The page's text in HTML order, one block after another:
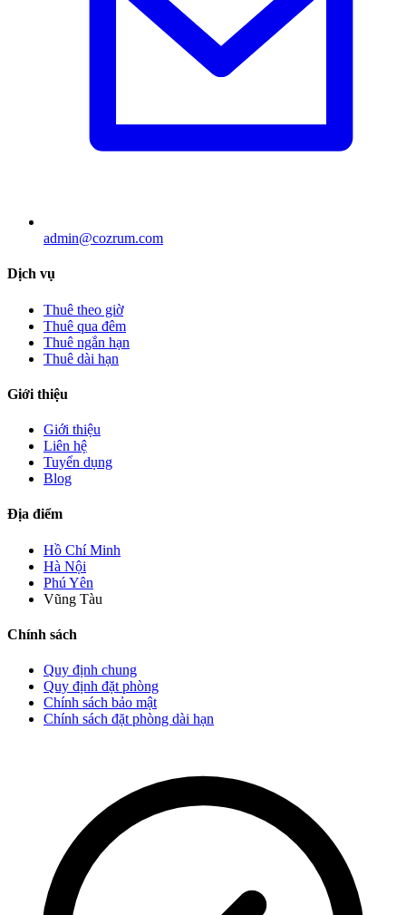
admin@cozrum.com
Dịch vụ
Thuê theo giờ
Thuê qua đêm
Thuê ngắn hạn
Thuê dài hạn
Giới thiệu
Giới thiệu
Liên hệ
Tuyển dụng
Blog
Địa điểm
Hồ Chí Minh
Hà Nội
Phú Yên
Vũng Tàu
Chính sách
Quy định chung
Quy định đặt phòng
Chính sách bảo mật
Chính sách đặt phòng dài hạn